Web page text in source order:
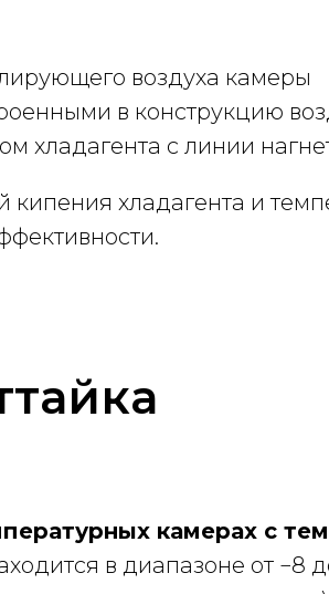
воздуха камеры
в конструкцию
хладагента с линии
кипения хладагента и
камерах с
в диапазоне от −8